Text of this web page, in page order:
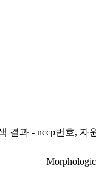
결과 - nccp번호, 자